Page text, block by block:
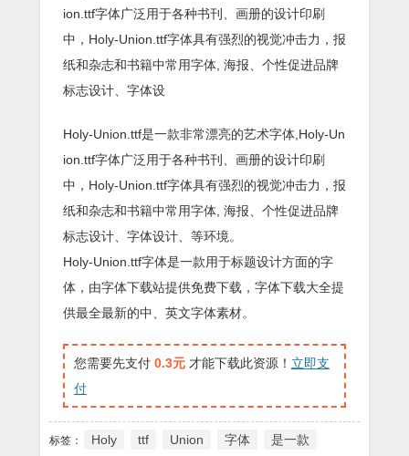
ion.ttf字体广泛用于各种书刊、画册的设计印刷
中，Holy-Union.ttf字体具有强烈的视觉冲击力，报
纸和杂志和书籍中常用字体, 海报、个性促进品牌
标志设计、字体设
Holy-Union.ttf是一款非常漂亮的艺术字体,Holy-Un
ion.ttf字体广泛用于各种书刊、画册的设计印刷
中，Holy-Union.ttf字体具有强烈的视觉冲击力，报
纸和杂志和书籍中常用字体, 海报、个性促进品牌
标志设计、字体设计、等环境。
Holy-Union.ttf字体是一款用于标题设计方面的字
体，由字体下载站提供免费下载，字体下载大全提
供最全最新的中、英文字体素材。
您需要先支付 0.3元 才能下载此资源！ 立即支
付
标签： Holy ttf Union 字体 是一款